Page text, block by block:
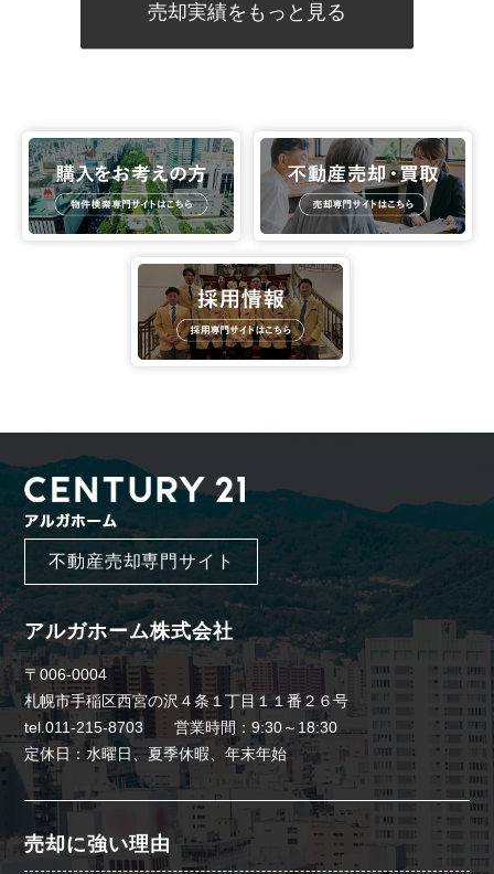
売却実績をもっと見る
不動産売却専門サイト
アルガホーム株式会社
〒006-0004
札幌市手稲区西宮の沢４条１丁目１１番２６号
tel.011-215-8703 営業時間：9:30～18:30
定休日：水曜日、夏季休暇、年末年始
売却に強い理由